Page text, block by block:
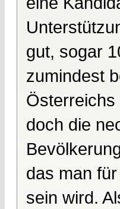
gut, sogar
zumindest
doch die
das man
sein wird.